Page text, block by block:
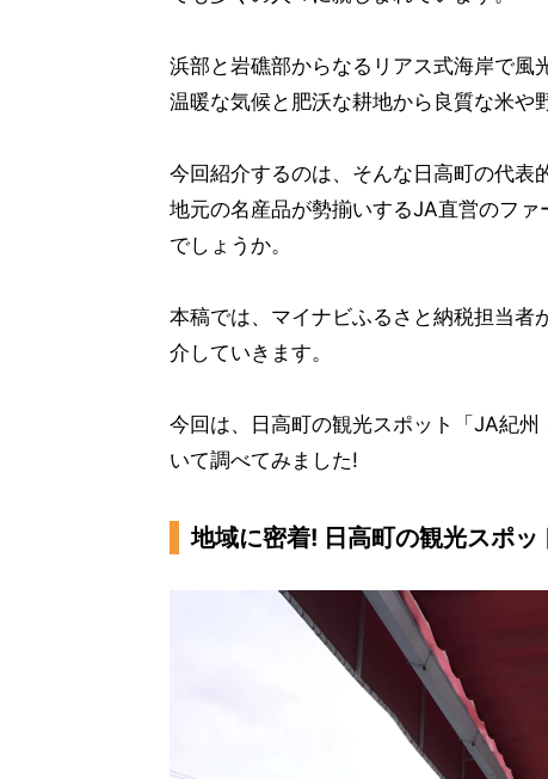
浜部と岩礁部からなるリアス式海岸で風
温暖な気候と肥沃な耕地から良質な米や
今回紹介するのは、そんな日高町の代表
地元の名産品が勢揃いするJA直営のフ
でしょうか。
本稿では、マイナビふるさと納税担当者
介していきます。
今回は、日高町の観光スポット「JA紀
いて調べてみました!
地域に密着! 日高町の観光スポ